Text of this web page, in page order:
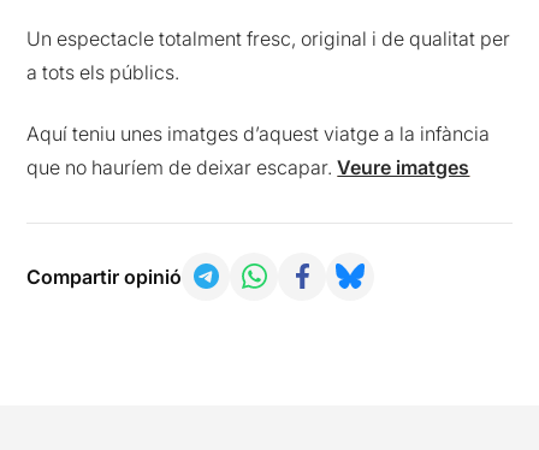
Un espectacle totalment fresc, original i de qualitat per
a tots els públics.
Aquí teniu unes imatges d’aquest viatge a la infància
que no hauríem de deixar escapar.Veure imatges
Compartir opinió